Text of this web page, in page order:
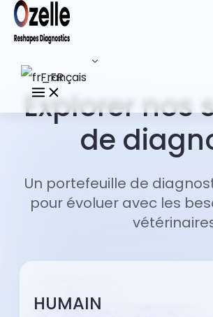
Français
Explorer nos
de
Un portefeuille de
pour évoluer avec les
HUMAIN